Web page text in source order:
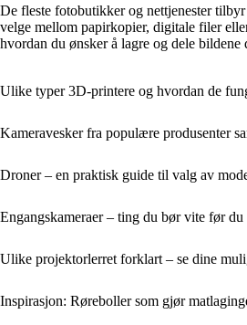
De fleste fotobutikker og nettjenester
velge mellom papirkopier, digitale filer
hvordan du ønsker å lagre og dele bildene
Ulike typer 3D-printere og hvordan de
Kameravesker fra populære produsenter
Droner – en praktisk guide til valg av
Engangskameraer – ting du bør vite før du
Ulike projektorlerret forklart – se dine
Inspirasjon: Røreboller som gjør